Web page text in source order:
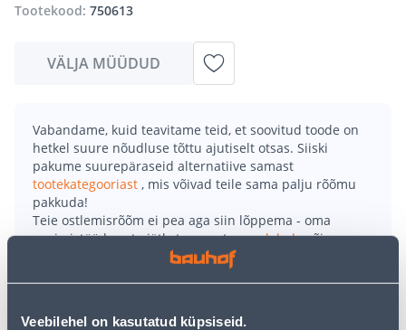
Veebilehel on kasutatud küpsiseid.
Tootekood: 750613
VÄLJA MÜÜDUD
Vabandame, kuid teavitame teid, et soovitud toode on
hetkel suure nõudluse tõttu ajutiselt otsas. Siiski
pakume suurepäraseid alternatiive samast
tootekategooriast , mis võivad teile sama palju rõõmu
pakkuda!
Teie ostlemisrõõm ei pea aga siin lõppema - oma
uurimistööd saate jätkata, naastesavalehelevõi
kasutades meie võimsat otsingufunktsiooni, et leida
veelgi meelepärasemad valikuid. Head ostlemist!